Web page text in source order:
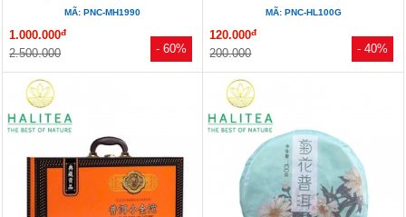
- 60%
MÃ: PNC-MH1990
1.000.000đ
2.500.000 - 40%
MÃ: PNC-HL100G
120.000đ
200.000